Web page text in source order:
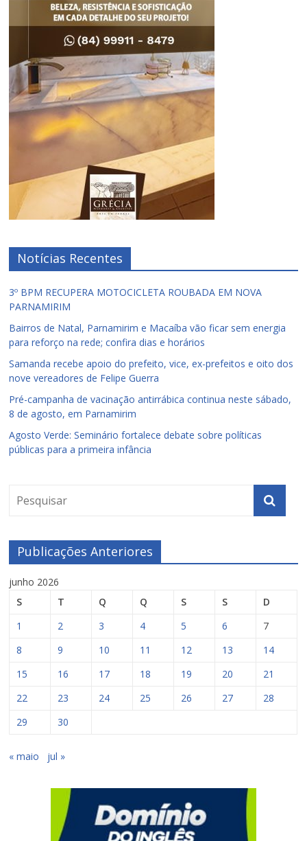
Notícias Recentes
3º BPM RECUPERA MOTOCICLETA ROUBADA EM NOVA
PARNAMIRIM
Bairros de Natal, Parnamirim e Macaíba vão ficar sem energia
para reforço na rede; confira dias e horários
Samanda recebe apoio do prefeito, vice, ex-prefeitos e oito dos
nove vereadores de Felipe Guerra
Pré-campanha de vacinação antirrábica continua neste sábado,
8 de agosto, em Parnamirim
Agosto Verde: Seminário fortalece debate sobre políticas
públicas para a primeira infância
Publicações Anteriores
junho 2026
S
T Q Q S S
D
1
2 3 4 5 6
7
8
9 10 11 12 13
14
15
16 17 18 19 20
21
22
23 24 25 26 27
28
29
30
« maio jul »